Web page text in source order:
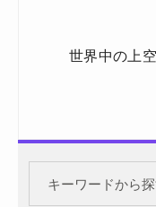
世界中の上